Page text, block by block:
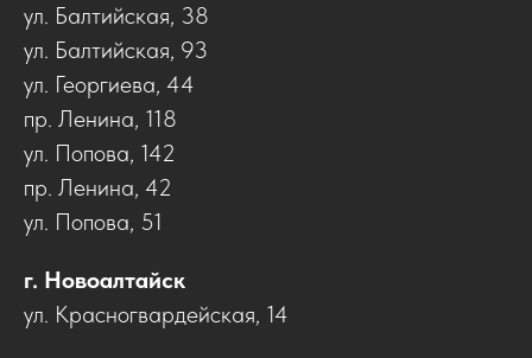
ул. Балтийская, 38
ул. Балтийская, 93
ул. Георгиева, 44
пр. Ленина, 118
ул. Попова, 142
пр. Ленина, 42
ул. Попова, 51
г. Новоалтайск
ул. Красногвардейская, 14